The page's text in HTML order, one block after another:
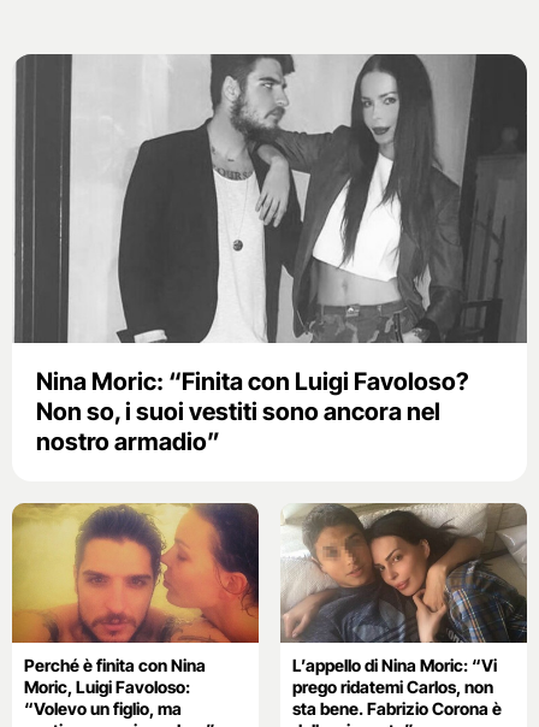
Nina Moric: “Finita con Luigi Favoloso?
Non so, i suoi vestiti sono ancora nel
nostro armadio”
Perché è finita con Nina
Moric, Luigi Favoloso:
“Volevo un figlio, ma
L’appello di Nina Moric: “Vi
prego ridatemi Carlos, non
sta bene. Fabrizio Corona è